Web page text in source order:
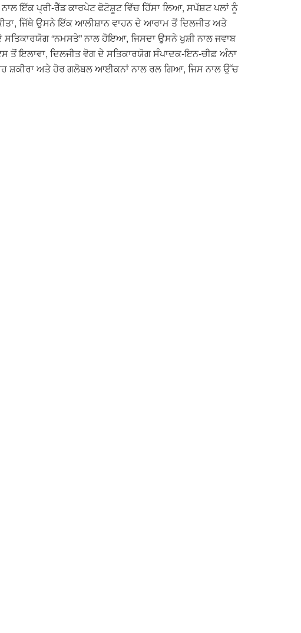
ਇੱਕ ਪ੍ਰੀ-ਰੈੱਡ ਕਾਰਪੇਟ ਫੋਟੋਸ਼ੂਟ ਵਿੱਚ ਹਿੱਸਾ ਲਿਆ, ਸਪੱਸ਼ਟ ਪਲਾਂ ਨੂੰ
ਜਿੱਥੇ ਉਸਨੇ ਇੱਕ ਆਲੀਸ਼ਾਨ ਵਾਹਨ ਦੇ ਆਰਾਮ ਤੋਂ ਦਿਲਜੀਤ ਅਤੇ
ਸਤਿਕਾਰਯੋਗ “ਨਮਸਤੇ” ਨਾਲ ਹੋਇਆ, ਜਿਸਦਾ ਉਸਨੇ ਖੁਸ਼ੀ ਨਾਲ ਜਵਾਬ
ਤੋਂ ਇਲਾਵਾ, ਦਿਲਜੀਤ ਵੋਗ ਦੇ ਸਤਿਕਾਰਯੋਗ ਸੰਪਾਦਕ-ਇਨ-ਚੀਫ਼ ਅੰਨਾ
ਸ਼ਕੀਰਾ ਅਤੇ ਹੋਰ ਗਲੋਬਲ ਆਈਕਨਾਂ ਨਾਲ ਰਲ ਗਿਆ, ਜਿਸ ਨਾਲ ਉੱਚ